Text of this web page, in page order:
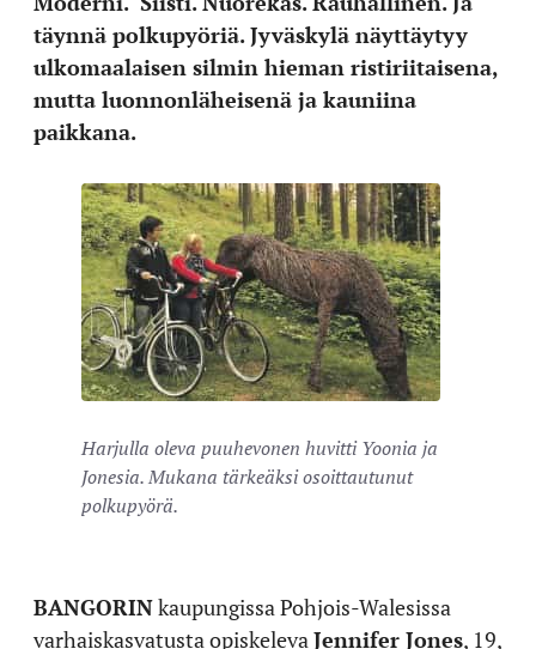
täynnä polkupyöriä. Jyväskylä näyttäytyy
ulkomaalaisen silmin hieman ristiriitaisena,
mutta luonnonläheisenä ja kauniina
paikkana.
Harjulla oleva puuhevonen huvitti Yoonia ja
Jonesia. Mukana tärkeäksi osoittautunut
polkupyörä.
BANGORINkaupungissa Pohjois-Walesissa
varhaiskasvatusta opiskeleva Jennifer Jones, 19,